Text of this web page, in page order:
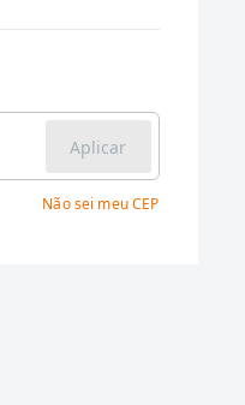
Aplicar
Não sei meu CEP